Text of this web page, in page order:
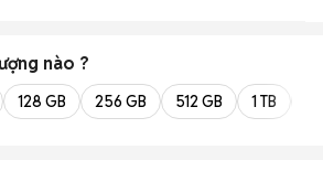
nào ?
128 GB 256 GB 512 GB 1 TB